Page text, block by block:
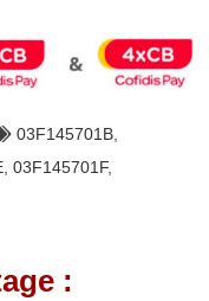
03F145701B
03F145701F,
: